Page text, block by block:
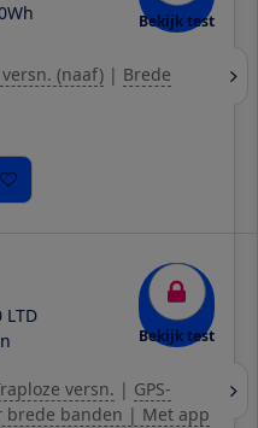
Bekijk test
(naaf) | Brede
LTD
Bekijk test
versn. | GPS-
banden | Met app